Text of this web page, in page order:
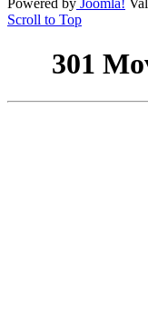
Powered by Joomla!
Scroll to Top
301